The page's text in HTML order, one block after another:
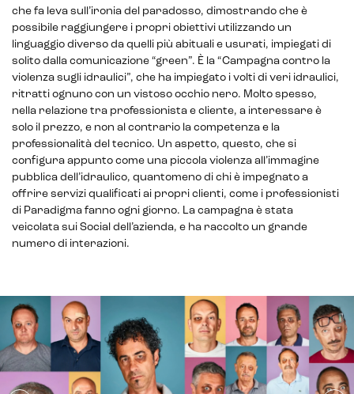
che fa leva sull’ironia del paradosso, dimostrando che è
possibile raggiungere i propri obiettivi utilizzando un
linguaggio diverso da quelli più abituali e usurati, impiegati di
solito dalla comunicazione “green”. È la “Campagna contro la
violenza sugli idraulici”, che ha impiegato i volti di veri idraulici,
ritratti ognuno con un vistoso occhio nero. Molto spesso,
nella relazione tra professionista e cliente, a interessare è
solo il prezzo, e non al contrario la competenza e la
professionalità del tecnico. Un aspetto, questo, che si
configura appunto come una piccola violenza all’immagine
pubblica dell’idraulico, quantomeno di chi è impegnato a
offrire servizi qualificati ai propri clienti, come i professionisti
di Paradigma fanno ogni giorno. La campagna è stata
veicolata sui Social dell’azienda, e ha raccolto un grande
numero di interazioni.